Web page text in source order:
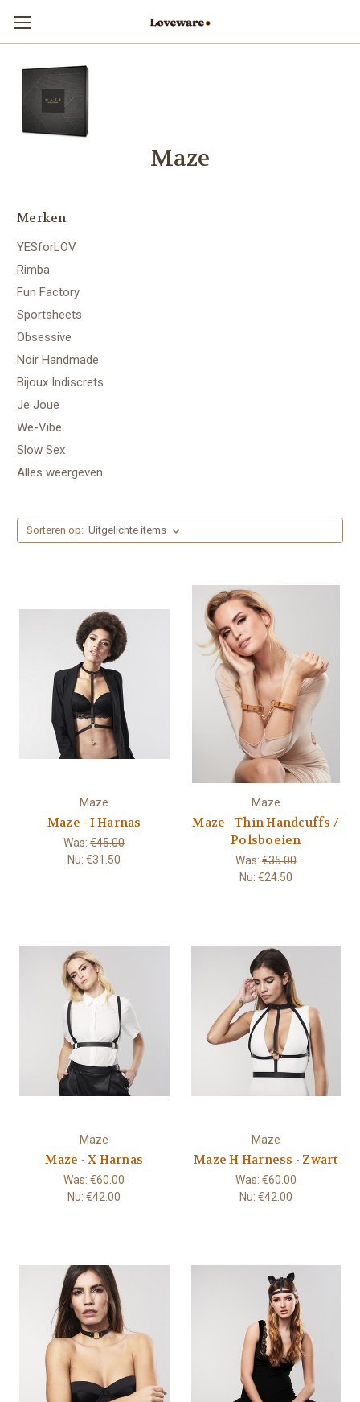
Maze
Merken
YESforLOV
Rimba
Fun Factory
Sportsheets
Obsessive
Noir Handmade
Bijoux Indiscrets
Je Joue
We-Vibe
Slow Sex
Alles weergeven
Sorteren op:
Maze
Maze - I Harnas
Was:€45.00
Nu:€31.50
Maze
Maze - Thin Handcuffs /
Polsboeien
Was:€35.00
Nu: €24.50
Maze
Maze - X Harnas
Was:€60.00
Nu:€42.00
Maze
Maze H Harness - Zwart
Was:€60.00
Nu: €42.00